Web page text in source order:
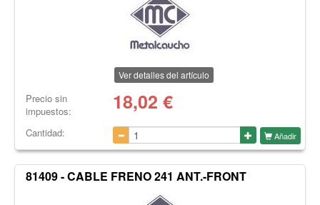
Ver detalles del artículo
Precio sin
impuestos:
18,02 €
Cantidad: Añadir
81409 - CABLE FRENO 241 ANT.-FRONT